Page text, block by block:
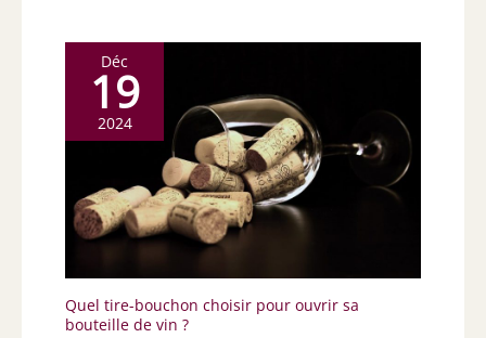
Déc
19
2024
Quel tire-bouchon choisir pour ouvrir sa
bouteille de vin ?